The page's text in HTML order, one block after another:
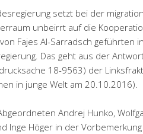
setzt bei der
unbeirrt auf die
Fajes Al-Sarradsch geführten
Das geht aus der
18-9563) der
in junge Welt am 20.10.2016).
Andrej Hunko,
Inge Höger in der